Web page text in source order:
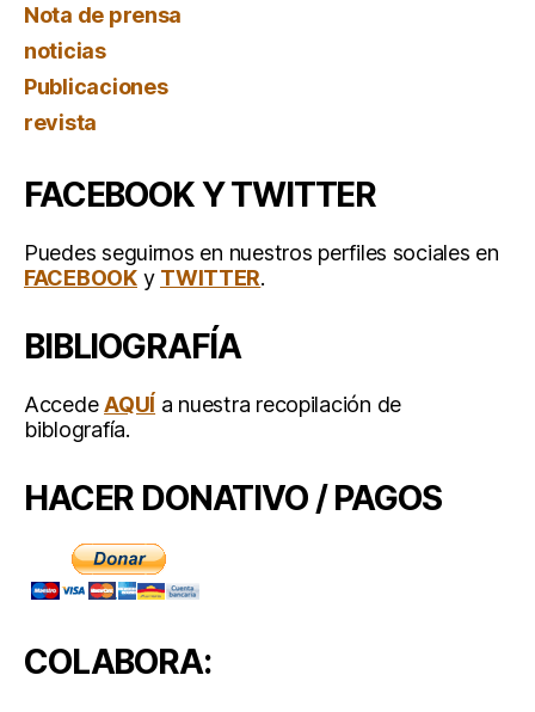
Nota de prensa
noticias
Publicaciones
revista
FACEBOOK Y TWITTER
Puedes seguirnos en nuestros perfiles sociales en
FACEBOOKy TWITTER.
BIBLIOGRAFÍA
AccedeAQUÍ a nuestra recopilación de
biblografía.
HACER DONATIVO / PAGOS
COLABORA: